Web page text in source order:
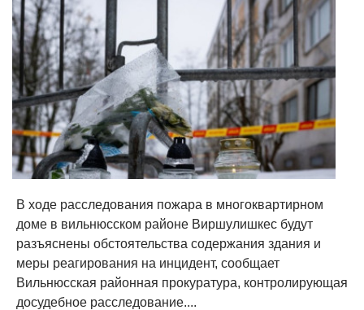
В ходе расследования пожара в многоквартирном
доме в вильнюсском районе Виршулишкес будут
разъяснены обстоятельства содержания здания и
меры реагирования на инцидент, сообщает
Вильнюсская районная прокуратура, контролирующая
досудебное расследование....